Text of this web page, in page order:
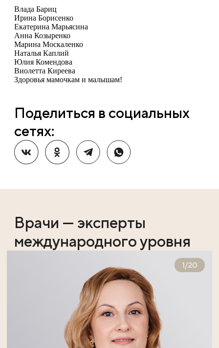
Влада Бариц
Ирина Борисенко
Екатерина Марьясина
Анна Козыренко
Марина Москаленко
Наталья Каплий
Юлия Комендова
Виолетта Киреева
Здоровья мамочкам и малышам!
Поделиться в социальных
сетях:
Врачи — эксперты
международного уровня
1/20